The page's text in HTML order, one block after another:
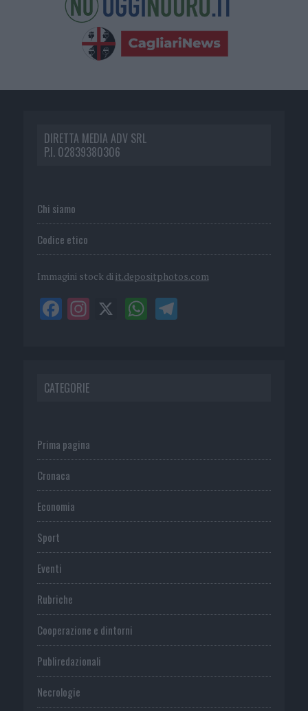
DIRETTA MEDIA ADV SRL
P.I. 02839380306
Chi siamo
Codice etico
Immagini stock di it.depositphotos.com
CATEGORIE
Prima pagina
Cronaca
Economia
Sport
Eventi
Rubriche
Cooperazione e dintorni
Publiredazionali
Necrologie